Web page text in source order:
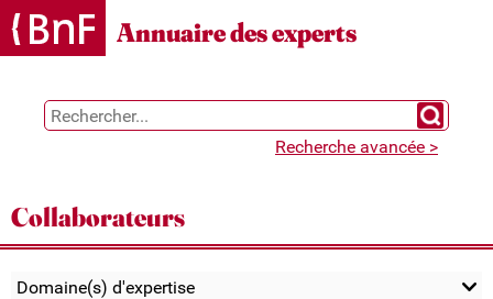
Gestion des cookies
Annuaire des experts
Chercher
Recherche avancée >
Collaborateurs
Domaine(s) d'expertise